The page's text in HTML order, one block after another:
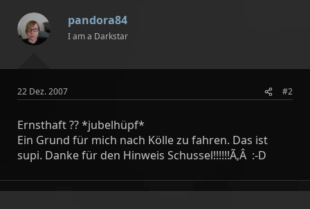
pandora84
I am a Darkstar
22 Dez. 2007 #2
Ernsthaft ?? *jubelhüpf*
Ein Grund für mich nach Kölle zu fahren. Das ist
supi. Danke für den Hinweis Schussel!!!!!!Ã‚Â :-D